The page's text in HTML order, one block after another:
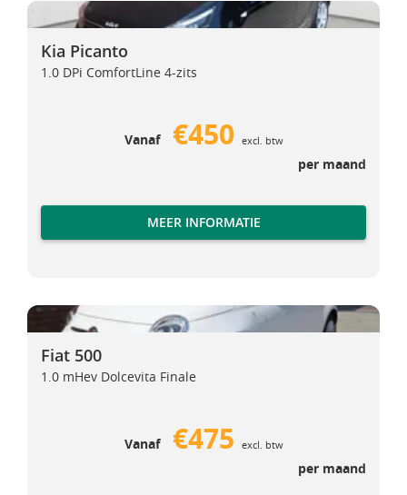
Kia Picanto
Kia Picanto
Kia Picanto
1.0 DPi ComfortLine 4-zits
Vanaf €450 excl. btw
per maand
MEER INFORMATIE
Fiat 500
Fiat 500
Fiat 500
1.0 mHev Dolcevita Finale
Vanaf €475 excl. btw
per maand